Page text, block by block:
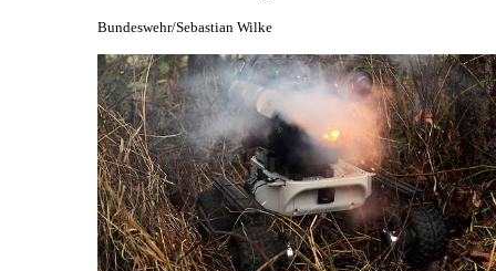
Bundeswehr/Sebastian Wilke